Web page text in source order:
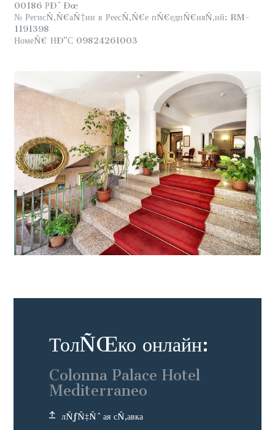
00186 РÐ˜Ðœ
№ РегисÑ‚Ñ€аÑ†ии в РеесÑ‚Ñ€е пÑ€едпÑ€ияÑ‚ий: RM-
1191398
НомеÑ€ НÐ”С 09824261003
ТолÑŒко онлайн:
Colonna Palace Hotel
Mediterraneo
лÑƒÑ‡Ñˆая сÑ‚авка